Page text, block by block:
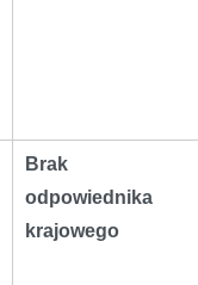
Brak
odpowiednika
krajowego